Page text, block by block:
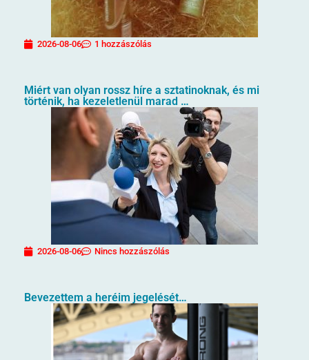
2026-08-06 1 hozzászólás
Miért van olyan rossz híre a sztatinoknak, és mi
történik, ha kezeletlenül marad …
2026-08-06 Nincs hozzászólás
Bevezettem a heréim jegelését…